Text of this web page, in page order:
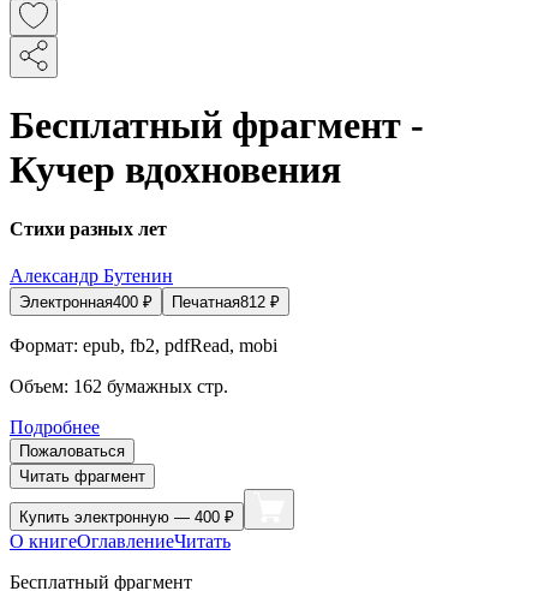
Бесплатный фрагмент -
Кучер вдохновения
Стихи разных лет
Александр Бутенин
Электронная400 ₽ Печатная812 ₽
Формат: epub, fb2, pdfRead, mobi
Объем: 162 бумажных стр.
Подробнее
Пожаловаться
Читать фрагмент
Купить электронную — 400 ₽
О книгеОглавлениеЧитать
Бесплатный фрагмент